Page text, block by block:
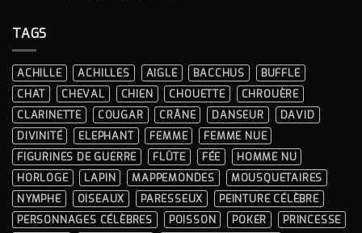
?
GUIDE
COMPLET
ET
CONSEILS
PRATIQUES
TAGS
ACHILLE ACHILLES AIGLE BACCHUS
BUFFLE
CHAT
CHEVAL CHIEN CHOUETTE
CHROUÈRE
CLARINETTE
COUGAR CRÂNE DANSEUR
DAVID
DIVINITÉ
ELEPHANT FEMME
FEMME NUE
FIGURINES DE GUERRE
FLÛTE FÉE
HOMME NU
HORLOGE
LAPIN MAPPEMONDES
MOUSQUETAIRES
NYMPHE
OISEAUX PARESSEUX
PEINTURE CÉLÈBRE
PERSONNAGES CÉLÈBRES
POISSON POKER PRINCESSE